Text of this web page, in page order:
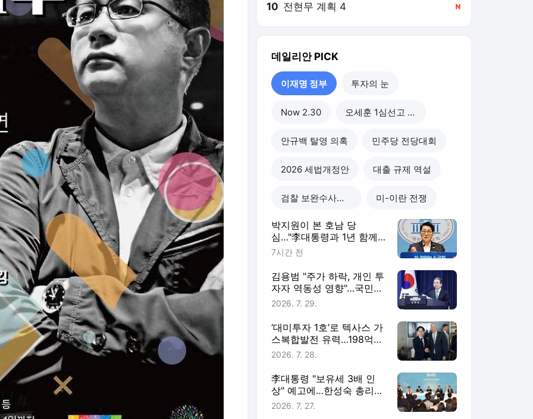
10 전현무 계획 4
데일리안PICK
이재명 정부 투자의 눈
Now 2.30 오세훈 1심선고 이후
안규백 탈영 의혹 민주당 전당대회
2026 세법개정안 대출 규제 역설
검찰 보완수사권 폐지 미-이란 전쟁
박지원이 본 호남 당
심…"李대통령과 1년 함께
한 김민석에 갈 것"
7시간 전
김용범 "주가 하락, 개인 투
자자 역동성 영향"…국민의
힘 "폭락이 국민 탓?"
2026. 7. 29.
‘대미투자 1호’로 텍사스 가
스복합발전 유력…198억弗
투입 검토
2026. 7. 28.
李대통령 "보유세 3배 인
상" 예고에…한성숙 총리가
꺼낸 이야기는?
2026. 7. 27.